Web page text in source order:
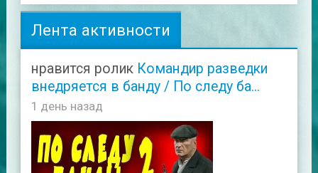
Лента активности
нравится ролик Командир разведки
внедряется в банду / По следу ба...
1 день назад